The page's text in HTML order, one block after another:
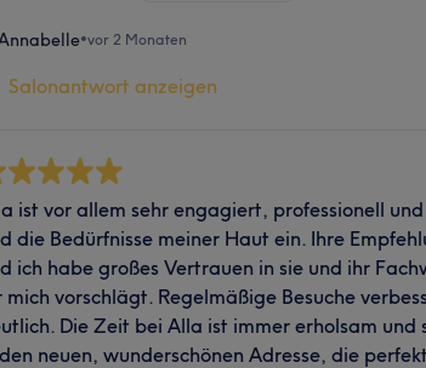
•vor 2 Monaten
Salonantwort anzeigen
ist vor allem sehr engagiert, professionell
die Bedürfnisse meiner Haut ein. Ihre
ich habe großes Vertrauen in sie und ihr
mich vorschlägt. Regelmäßige Besuche
Die Zeit bei Alla ist immer erholsam und
neuen, wunderschönen Adresse, die